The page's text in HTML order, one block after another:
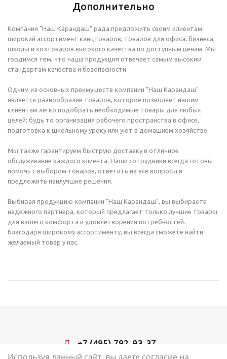
Дополнительно
Компания "Наш Карандаш" рада предложить своим клиентам
широкий ассортимент канцтоваров, товаров для офиса, бизнеса,
школы и хозтоваров высокого качества по доступным ценам. Мы
гордимся тем, что наша продукция отвечает самым высоким
стандартам качества и безопасности.
Одним из основных преимуществ компании "Наш Карандаш"
является разнообразие товаров, которое позволяет нашим
клиентам легко подобрать необходимые товары для любых
целей: будь то организация рабочего пространства в офисе,
подготовка к школьному уроку или уют в домашнем хозяйстве.
Мы также гарантируем быструю доставку и отличное
обслуживание каждого клиента. Наши сотрудники всегда готовы
помочь с выбором товаров, ответить на все вопросы и
предложить наилучшие решения.
Выбирая продукцию компании "Наш Карандаш", вы выбираете
надежного партнера, который предлагает только лучшие товары
для вашего комфорта и удовлетворения потребностей.
Благодаря широкому ассортименту, вы всегда сможете найти
желаемый товар у нас.
+7 (495) 792-93-37